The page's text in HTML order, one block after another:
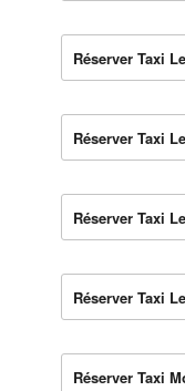
Réserver Taxi
Réserver Taxi
Réserver Taxi
Réserver Taxi
Réserver Taxi